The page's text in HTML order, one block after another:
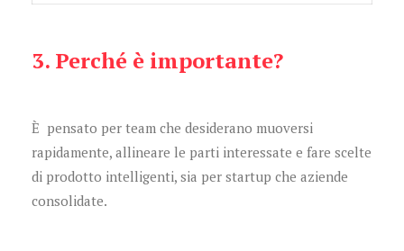
3. Perché è importante?
È pensato per team che desiderano muoversi
rapidamente, allineare le parti interessate e fare scelte
di prodotto intelligenti, sia per startup che aziende
consolidate.